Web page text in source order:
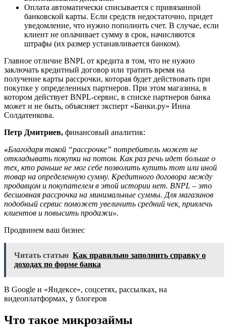
Оплата автоматически списывается с привязанной
банковской карты. Если средств недостаточно, придет
уведомление, что нужно пополнить счет. В случае, если
клиент не оплачивает сумму в срок, начисляются
штрафы (их размер устанавливается банком).
Главное отличие BNPL от кредита в том, что не нужно
заключать кредитный договор или тратить время на
получение карты рассрочки, которая будет действовать при
покупке у определенных партнеров. При этом магазина, в
котором действует BNPL-сервис, в списке партнеров банка
может и не быть, объясняет эксперт «Банки.ру» Инна
Солдатенкова.
Петр Дмитриев, финансовый аналитик:
«Благодаря такой “рассрочке” потребитель может не
откладывать покупки на потом. Как раз речь идет больше о
тех, кто раньше не мог себе позволить купить тот или иной
товар на определенную сумму. Кредитного договора между
продавцом и покупателем в этой истории нет. BNPL – это
бесшовная рассрочка на минимальные суммы. Для магазинов
подобный сервис поможет увеличить средний чек, привлечь
клиентов и повысить продажи».
Продвинем ваш бизнес
Читать статью Как правильно заполнить справку о
доходах по форме банка
В Google и «Яндексе», соцсетях, рассылках, на
видеоплатформах, у блогеров
Что такое микрозаймы